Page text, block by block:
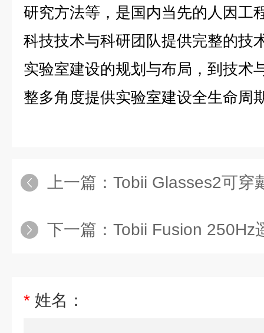
研究方法等，是国内当先的人因工
科技技术与科研团队提供完整的技
实验室建设的规划与布局，到技术
整多角度提供实验室建设全生命周
上一篇： Tobii Glasses2可穿
下一篇： Tobii Fusion 250Hz
* 姓名：